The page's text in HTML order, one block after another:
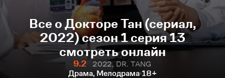
Все о Докторе Тан (сериал,
2022) сезон 1 серия 13
смотреть онлайн
9.2
2022, DR. TANG
Драма, Мелодрама 18+